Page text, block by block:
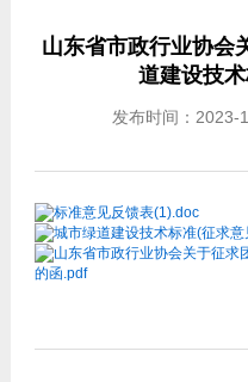
山东省市政行业协会
道建设技
发布时间：
标准意见反馈表(1).doc
城市绿道建设技术标准(征求意
山东省市政行业协会关于征求
的函.pdf